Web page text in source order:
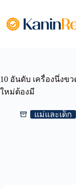
content
10 อันดับ เครื่องนึ่ง
ใหม่ต้องมี
แม่และเด็ก